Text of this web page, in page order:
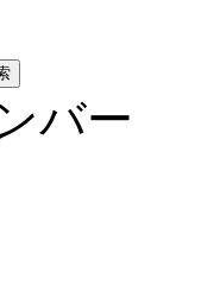
バー